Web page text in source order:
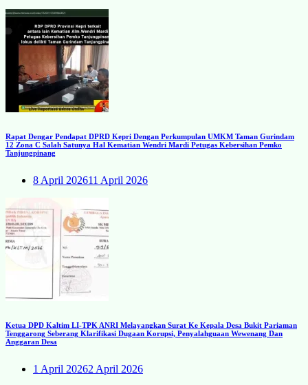
Rapat Dengar Pendapat DPRD Kepri Dengan Perkumpulan UMKM Taman Gurindam
12 Zona C Salah Satunya Hal Kematian Wendri Mardi Petugas Kebersihan Pemko
Tanjungpinang
8 April 202611 April 2026
Ketua DPD Kaltim LI-TPK ANRI Melayangkan Surat Ke Kepala Desa Bukit Pariaman
Tenggarong Seberang Klarifikasi Dugaan Korupsi, Penyalahguaan Wewenang Dan
Anggaran Desa
1 April 20262 April 2026